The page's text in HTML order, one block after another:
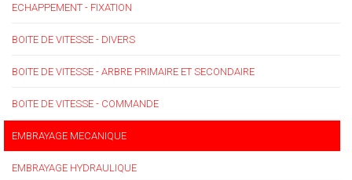
ECHAPPEMENT - FIXATION
BOITE DE VITESSE - DIVERS
BOITE DE VITESSE - ARBRE PRIMAIRE ET SECONDAIRE
BOITE DE VITESSE - COMMANDE
EMBRAYAGE MECANIQUE
EMBRAYAGE HYDRAULIQUE